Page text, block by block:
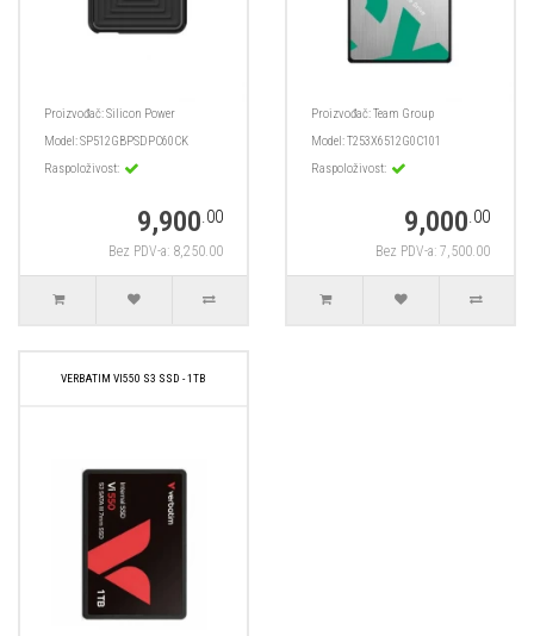
Proizvođač:Silicon Power
Model:SP512GBPSDPC60CK
Raspoloživost:
9,900.00
Bez PDV-a: 8,250.00
Proizvođač:Team Group
Model:T253X6512G0C101
Raspoloživost:
9,000.00
Bez PDV-a: 7,500.00
VERBATIM VI550 S3 SSD - 1TB